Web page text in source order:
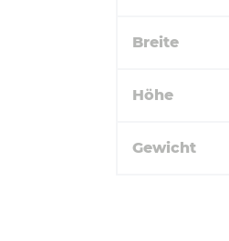
Breite
Höhe
Gewicht